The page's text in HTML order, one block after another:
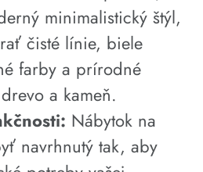
minimalistický štýl,
čisté línie, biele
farby a prírodné
a kameň.
Nábytok na
navrhnutý tak, aby